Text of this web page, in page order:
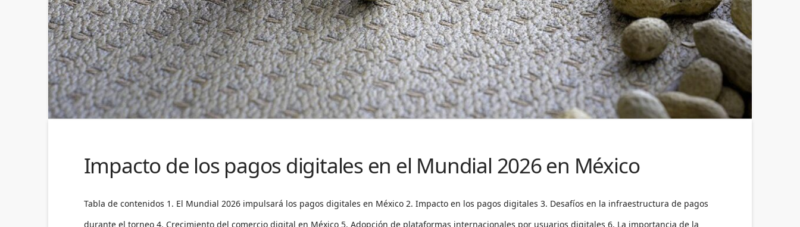
Impacto de los pagos digitales en el Mundial 2026 en México
Tabla de contenidos 1. El Mundial 2026 impulsará los pagos digitales en México 2. Impacto en los pagos digitales 3. Desafíos en la infraestructura de pagos
durante el torneo 4. Crecimiento del comercio digital en México 5. Adopción de plataformas internacionales por usuarios digitales 6. La importancia de la